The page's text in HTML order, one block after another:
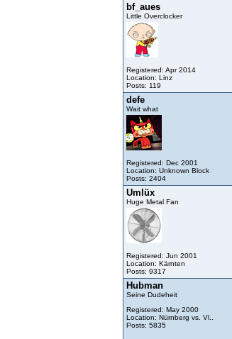
bf_aues
Little Overclocker
Registered: Apr 2014
Location: Linz
Posts: 119
defe
Wait what
Registered: Dec 2001
Location: Unknown Block
Posts: 2404
Umlüx
Huge Metal Fan
Registered: Jun 2001
Location: Kärnten
Posts: 9317
Hubman
Seine Dudeheit
Registered: May 2000
Location: Nürnberg vs. Vl..
Posts: 5835